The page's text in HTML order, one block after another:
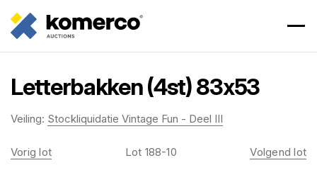
Letterbakken (4st) 83x53
Veiling: Stockliquidatie Vintage Fun - Deel III
Vorig lot Lot 188-10 Volgend lot